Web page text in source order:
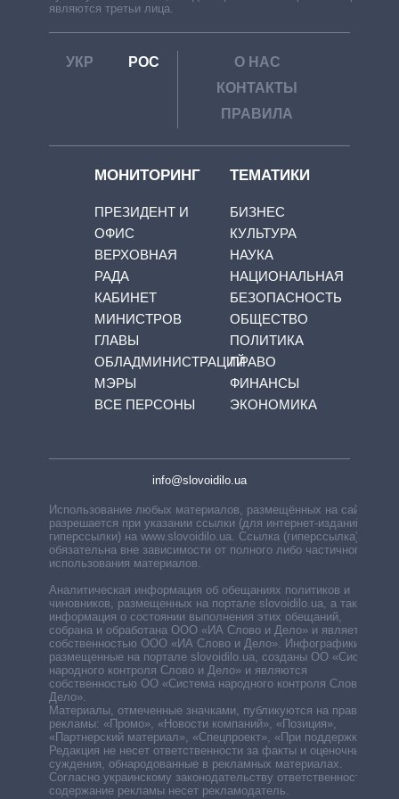
являются третьи лица.
УКР РОС
О НАС
КОНТАКТЫ
ПРАВИЛА
МОНИТОРИНГ
ПРЕЗИДЕНТ И
ОФИС
ВЕРХОВНАЯ
РАДА
КАБИНЕТ
МИНИСТРОВ
ГЛАВЫ
ОБЛАДМИНИСТРАЦИЙ
МЭРЫ
ВСЕ ПЕРСОНЫ
ТЕМАТИКИ
БИЗНЕС
КУЛЬТУРА
НАУКА
НАЦИОНАЛЬНАЯ
БЕЗОПАСНОСТЬ
ОБЩЕСТВО
ПОЛИТИКА
ПРАВО
ФИНАНСЫ
ЭКОНОМИКА
info@slovoidilo.ua
Использование любых материалов, размещённых на сайте,
разрешается при указании ссылки (для интернет-изданий —
гиперссылки) на www.slovoidilo.ua. Ссылка (гиперссылка)
обязательна вне зависимости от полного либо частичного
использования материалов.
Аналитическая информация об обещаниях политиков и
чиновников, размещенных на портале slovoidilo.ua, а также
информация о состоянии выполнения этих обещаний,
собрана и обработана ООО «ИА Слово и Дело» и является
собственностью ООО «ИА Слово и Дело». Инфографики,
размещенные на портале slovoidilo.ua, созданы ОО «Система
народного контроля Слово и Дело» и являются
собственностью ОО «Система народного контроля Слово и
Дело».
Материалы, отмеченные значками, публикуются на правах
рекламы: «Промо», «Новости компаний», «Позиция»,
«Партнерский материал», «Спецпроект», «При поддержке».
Редакция не несет ответственности за факты и оценочные
суждения, обнародованные в рекламных материалах.
Согласно украинскому законодательству ответственность за
содержание рекламы несет рекламодатель.